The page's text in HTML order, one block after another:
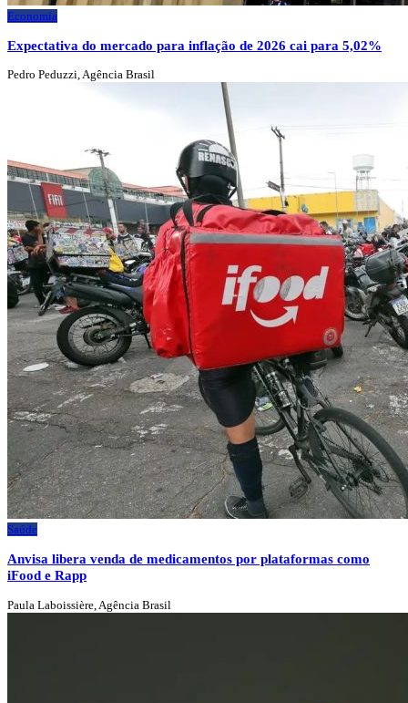
Economia
Expectativa do mercado para inflação de 2026 cai para 5,02%
Pedro Peduzzi, Agência Brasil
Saúde
Anvisa libera venda de medicamentos por plataformas como
iFood e Rapp
Paula Laboissière, Agência Brasil